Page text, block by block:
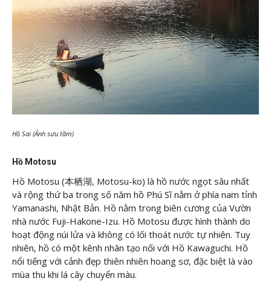
Hồ Sai (Ảnh sưu tầm)
Hồ Motosu
Hồ Motosu (本栖湖, Motosu-ko) là hồ nước ngọt sâu nhất
và rộng thứ ba trong số năm hồ Phú Sĩ nằm ở phía nam tỉnh
Yamanashi, Nhật Bản. Hồ nằm trong biên cương của Vườn
nhà nước Fuji-Hakone-Izu. Hồ Motosu được hình thành do
hoạt động núi lửa và không có lối thoát nước tự nhiên. Tuy
nhiên, hồ có một kênh nhân tạo nối với Hồ Kawaguchi. Hồ
nổi tiếng với cảnh đẹp thiên nhiên hoang sơ, đặc biệt là vào
mùa thu khi lá cây chuyển màu.